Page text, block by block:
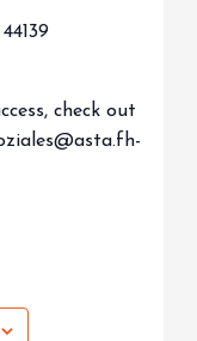
check out